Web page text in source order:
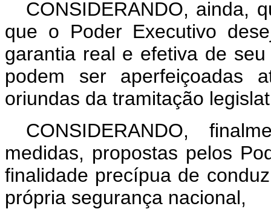
CONSIDERANDO, ainda,
que o Poder Executivo
garantia real e efetiva de
podem ser aperfeiçoadas
oriundas da tramitação
CONSIDERANDO,
medidas, propostas pelos
finalidade precípua de
própria segurança nacional,